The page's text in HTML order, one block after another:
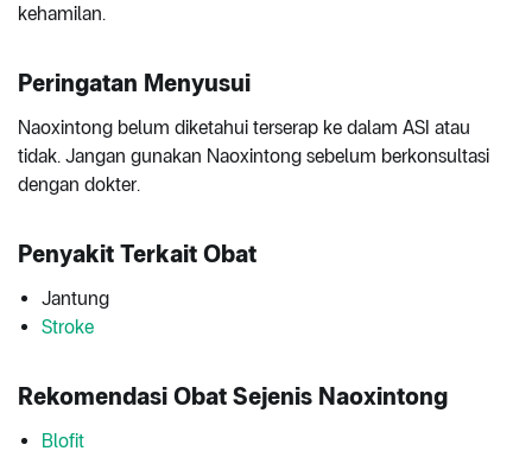
kehamilan.
Peringatan Menyusui
Naoxintong belum diketahui terserap ke dalam ASI atau
tidak. Jangan gunakan Naoxintong sebelum berkonsultasi
dengan dokter.
Penyakit Terkait Obat
Jantung
Stroke
Rekomendasi Obat Sejenis Naoxintong
Blofit